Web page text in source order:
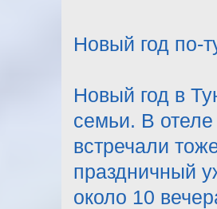
Новый год по-
Новый год в
семьи. В
встречали
праздничный
около 10